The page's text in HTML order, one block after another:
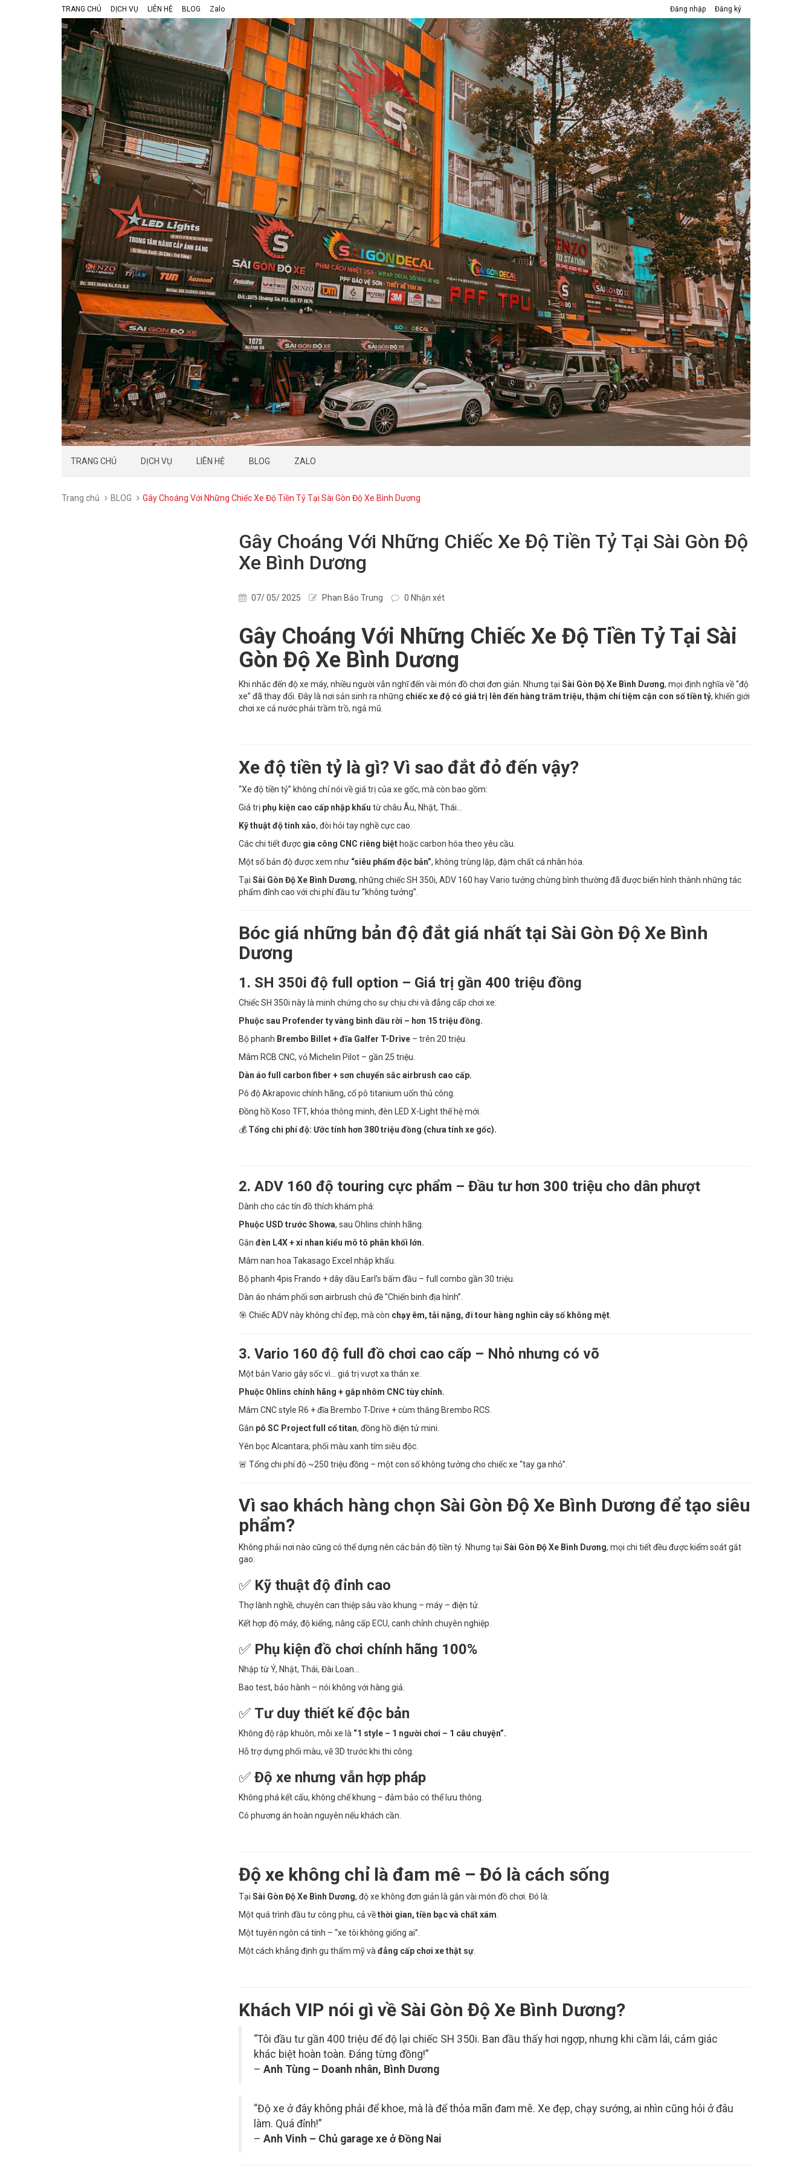
TRANG CHỦ DỊCH VỤ LIÊN HỆ BLOG Zalo Đăng nhập Đăng ký
TRANG CHỦ DỊCH VỤ LIÊN HỆ BLOG ZALO
Trang chủ BLOG Gây Choáng Với Những Chiếc Xe Độ Tiền Tỷ Tại Sài Gòn Độ Xe Bình Dương
Gây Choáng Với Những Chiếc Xe Độ Tiền Tỷ Tại Sài Gòn Độ
Xe Bình Dương
07/ 05/ 2025 Phan Bảo Trung 0 Nhận xét
Gây Choáng Với Những Chiếc Xe Độ Tiền Tỷ Tại Sài
Gòn Độ Xe Bình Dương
Khi nhắc đến độ xe máy, nhiều người vẫn nghĩ đến vài món đồ chơi đơn giản. Nhưng tại Sài Gòn Độ Xe Bình Dương, mọi định nghĩa về “độ
xe” đã thay đổi. Đây là nơi sản sinh ra những chiếc xe độ có giá trị lên đến hàng trăm triệu, thậm chí tiệm cận con số tiền tỷ, khiến giới
chơi xe cả nước phải trầm trồ, ngả mũ.
Xe độ tiền tỷ là gì? Vì sao đắt đỏ đến vậy?
“Xe độ tiền tỷ” không chỉ nói về giá trị của xe gốc, mà còn bao gồm:
Giá trị phụ kiện cao cấp nhập khẩu từ châu Âu, Nhật, Thái...
Kỹ thuật độ tinh xảo, đòi hỏi tay nghề cực cao.
Các chi tiết được gia công CNC riêng biệthoặc carbon hóa theo yêu cầu.
Một số bản độ được xem như “siêu phẩm độc bản”, không trùng lặp, đậm chất cá nhân hóa.
Tại Sài Gòn Độ Xe Bình Dương, những chiếc SH 350i, ADV 160 hay Vario tưởng chừng bình thường đã được biến hình thành những tác
phẩm đỉnh cao với chi phí đầu tư “không tưởng”.
Bóc giá những bản độ đắt giá nhất tại Sài Gòn Độ Xe Bình
Dương
1. SH 350i độ full option – Giá trị gần 400 triệu đồng
Chiếc SH 350i này là minh chứng cho sự chịu chi và đẳng cấp chơi xe:
Phuộc sau Profender ty vàng bình dầu rời – hơn 15 triệu đồng.
Bộ phanh Brembo Billet + đĩa Galfer T-Drive– trên 20 triệu.
Mâm RCB CNC, vỏ Michelin Pilot – gần 25 triệu.
Dàn áo full carbon fiber + sơn chuyển sắc airbrush cao cấp.
Pô độ Akrapovic chính hãng, cổ pô titanium uốn thủ công.
Đồng hồ Koso TFT, khóa thông minh, đèn LED X-Light thế hệ mới.
💰 Tổng chi phí độ: Ước tính hơn 380 triệu đồng (chưa tính xe gốc).
2. ADV 160 độ touring cực phẩm – Đầu tư hơn 300 triệu cho dân phượt
Dành cho các tín đồ thích khám phá:
Phuộc USD trước Showa, sau Ohlins chính hãng.
Gắn đèn L4X + xi nhan kiểu mô tô phân khối lớn.
Mâm nan hoa Takasago Excel nhập khẩu.
Bộ phanh 4pis Frando + dây dầu Earl’s bấm đầu – full combo gần 30 triệu.
Dàn áo nhám phối sơn airbrush chủ đề “Chiến binh địa hình”.
🎯 Chiếc ADV này không chỉ đẹp, mà còn chạy êm, tải nặng, đi tour hàng nghìn cây số không mệt.
3. Vario 160 độ full đồ chơi cao cấp – Nhỏ nhưng có võ
Một bản Vario gây sốc vì... giá trị vượt xa thân xe:
Phuộc Ohlins chính hãng + gắp nhôm CNC tùy chỉnh.
Mâm CNC style R6 + đĩa Brembo T-Drive + cùm thắng Brembo RCS.
Gắn pô SC Project full cổ titan, đồng hồ điện tử mini.
Yên bọc Alcantara, phối màu xanh tím siêu độc.
🚨 Tổng chi phí độ ~250 triệu đồng – một con số không tưởng cho chiếc xe “tay ga nhỏ”.
Vì sao khách hàng chọn Sài Gòn Độ Xe Bình Dương để tạo siêu
phẩm?
Không phải nơi nào cũng có thể dựng nên các bản độ tiền tỷ. Nhưng tại Sài Gòn Độ Xe Bình Dương, mọi chi tiết đều được kiểm soát gắt
gao:
✅ Kỹ thuật độ đỉnh cao
Thợ lành nghề, chuyên can thiệp sâu vào khung – máy – điện tử.
Kết hợp độ máy, độ kiểng, nâng cấp ECU, canh chỉnh chuyên nghiệp.
✅ Phụ kiện đồ chơi chính hãng 100%
Nhập từ Ý, Nhật, Thái, Đài Loan…
Bao test, bảo hành – nói không với hàng giả.
✅ Tư duy thiết kế độc bản
Không độ rập khuôn, mỗi xe là “1 style – 1 người chơi – 1 câu chuyện”.
Hỗ trợ dựng phối màu, vẽ 3D trước khi thi công.
✅ Độ xe nhưng vẫn hợp pháp
Không phá kết cấu, không chế khung – đảm bảo có thể lưu thông.
Có phương án hoàn nguyên nếu khách cần.
Độ xe không chỉ là đam mê – Đó là cách sống
Tại Sài Gòn Độ Xe Bình Dương, độ xe không đơn giản là gắn vài món đồ chơi. Đó là:
Một quá trình đầu tư công phu, cả vềthời gian, tiền bạc và chất xám
Một tuyên ngôn cá tính – “xe tôi không giống ai”.
Một cách khẳng định gu thẩm mỹ và đẳng cấp chơi xe thật sự.
Khách VIP nói gì về Sài Gòn Độ Xe Bình Dương?
“Tôi đầu tư gần 400 triệu để độ lại chiếc SH 350i. Ban đầu thấy hơi ngợp, nhưng khi cầm lái, cảm giác
khác biệt hoàn toàn. Đáng từng đồng!”
– Anh Tùng – Doanh nhân, Bình Dương
“Độ xe ở đây không phải để khoe, mà là để thỏa mãn đam mê. Xe đẹp, chạy sướng, ai nhìn cũng hỏi ở đâu
làm. Quá đỉnh!”
– Anh Vinh – Chủ garage xe ở Đồng Nai